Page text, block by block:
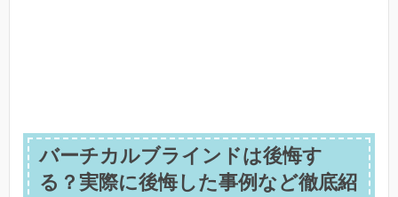
バーチカルブラインドは後悔す
る？実際に後悔した事例など徹底紹